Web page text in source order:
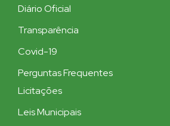
Diário Oficial
Transparência
Covid-19
Perguntas Frequentes
Licitações
Leis Municipais